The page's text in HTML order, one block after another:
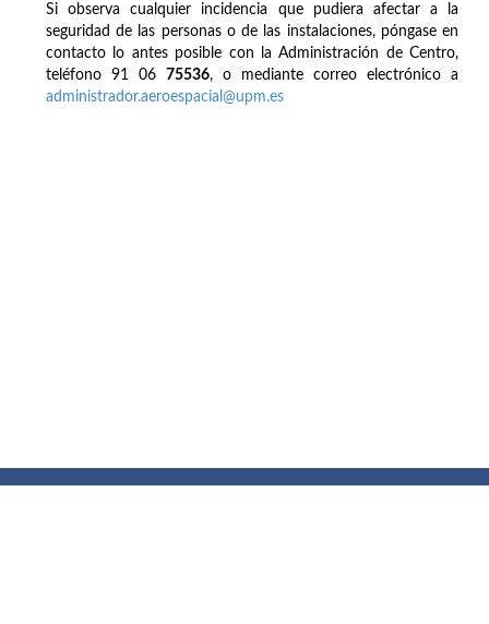
Si observa cualquier incidencia que pudiera afectar a la
seguridad de las personas o de las instalaciones, póngase en
contacto lo antes posible con la Administración de Centro,
teléfono 91 06 75536, o mediante correo electrónico a
administrador.aeroespacial@upm.es